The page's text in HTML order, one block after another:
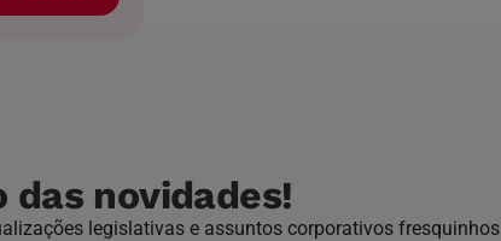
novidades!
legislativas e assuntos corporativos fresquinhos